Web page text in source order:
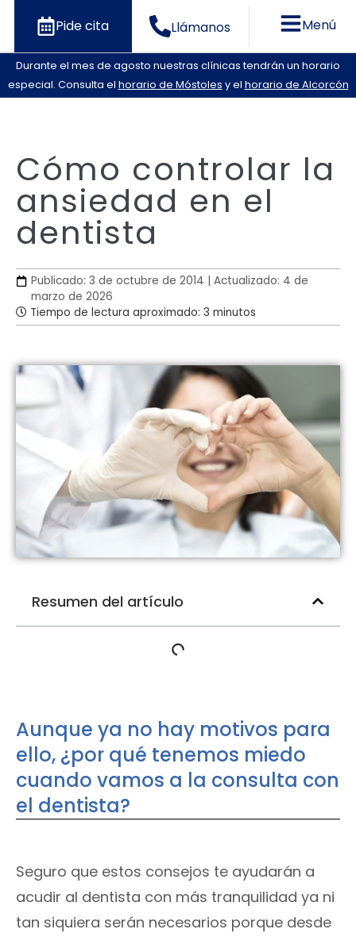
Llámanos
Pide cita Menú
Durante el mes de agosto nuestras clínicas tendrán un horario
especial. Consulta el horario de Móstoles y el horario de Alcorcón
Cómo controlar la
ansiedad en el
dentista
Publicado: 3 de octubre de 2014 | Actualizado: 4 de
marzo de 2026
Tiempo de lectura aproximado: 3 minutos
Resumen del artículo
Aunque ya no hay motivos para
ello, ¿por qué tenemos miedo
cuando vamos a la consulta con
el dentista?
Seguro que estos consejos te ayudarán a
acudir al dentista con más tranquilidad ya ni
tan siquiera serán necesarios porque desde